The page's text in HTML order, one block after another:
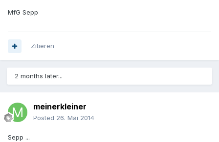
MfG Sepp
Zitieren
2 months later...
meinerkleiner
Posted 26. Mai 2014
Sepp ...